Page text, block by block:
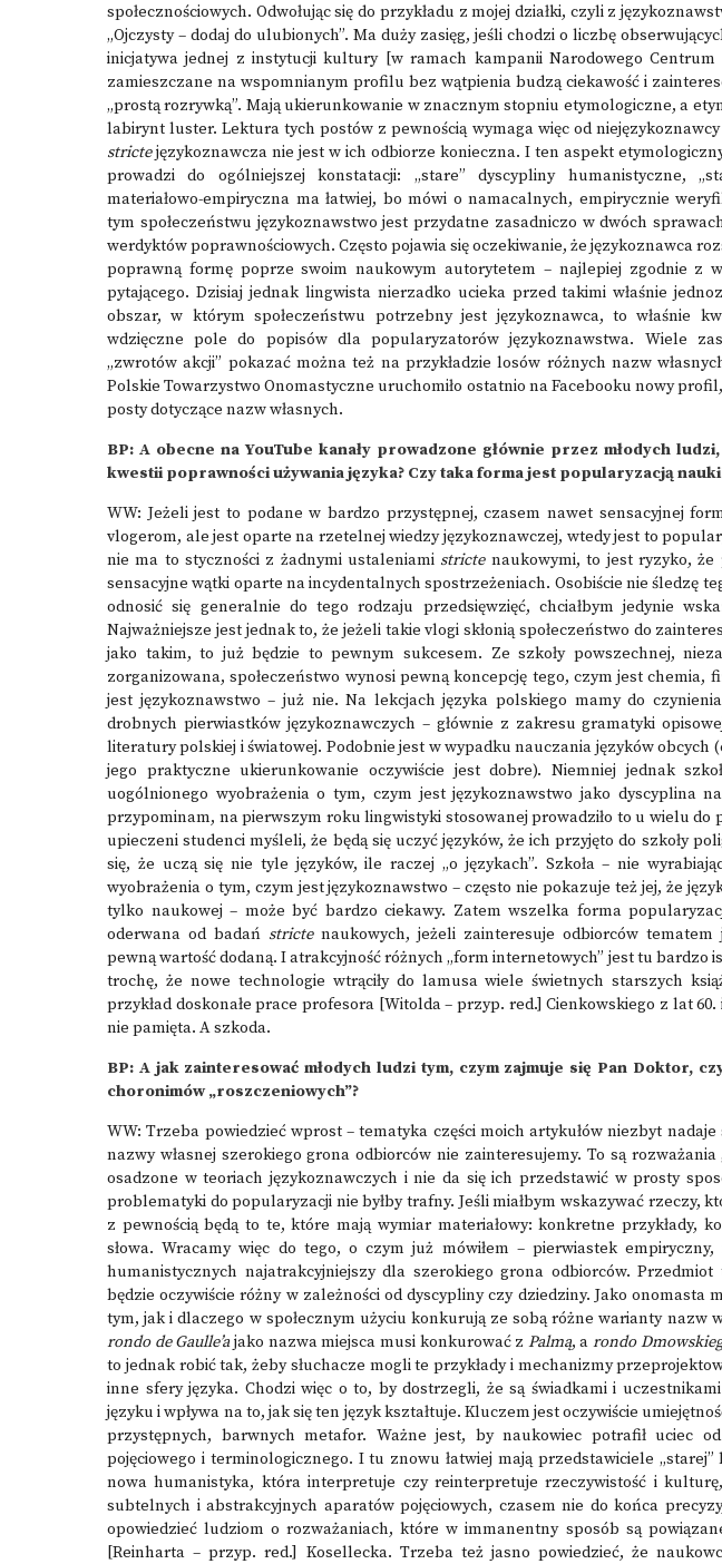
społecznościowych. Odwołując się do przykładu z mojej działki, czyli z
„Ojczysty – dodaj do ulubionych”. Ma duży zasięg, jeśli chodzi o liczbę
inicjatywa jednej z instytucji kultury [w ramach kampanii Narodowego
zamieszczane na wspomnianym profilu bez wątpienia budzą ciekawość i
„prostą rozrywką”. Mają ukierunkowanie w znacznym stopniu etymologiczne, a
labirynt luster. Lektura tych postów z pewnością wymaga więc od
strictejęzykoznawcza nie jest w ich odbiorze konieczna. I ten aspekt
prowadzi do ogólniejszej konstatacji: „stare” dyscypliny humanistyczne,
materiałowo-empiryczna ma łatwiej, bo mówi o namacalnych, empirycznie
tym społeczeństwu językoznawstwo jest przydatne zasadniczo w dwóch
werdyktów poprawnościowych. Często pojawia się oczekiwanie, że językoznawca
poprawną formę poprze swoim naukowym autorytetem – najlepiej zgodnie z
pytającego. Dzisiaj jednak lingwista nierzadko ucieka przed takimi właśnie
obszar, w którym społeczeństwu potrzebny jest językoznawca, to właśnie
wdzięczne pole do popisów dla popularyzatorów językoznawstwa. Wiele
„zwrotów akcji” pokazać można też na przykładzie losów różnych nazw
Polskie Towarzystwo Onomastyczne uruchomiło ostatnio na Facebooku nowy
posty dotyczące nazw własnych.
BP: A obecne na YouTube kanały prowadzone głównie przez młodych
kwestii poprawności używania języka? Czy taka forma jest popularyzacją
WW: Jeżeli jest to podane w bardzo przystępnej, czasem nawet sensacyjnej
vlogerom, ale jest oparte na rzetelnej wiedzy językoznawczej, wtedy jest to
nie ma to styczności z żadnymi ustaleniami strictenaukowymi, to jest ryzyko, że
sensacyjne wątki oparte na incydentalnych spostrzeżeniach. Osobiście nie śledzę
odnosić się generalnie do tego rodzaju przedsięwzięć, chciałbym jedynie
Najważniejsze jest jednak to, że jeżeli takie vlogi skłonią społeczeństwo do
jako takim, to już będzie to pewnym sukcesem. Ze szkoły powszechnej,
zorganizowana, społeczeństwo wynosi pewną koncepcję tego, czym jest chemia,
jest językoznawstwo – już nie. Na lekcjach języka polskiego mamy do
drobnych pierwiastków językoznawczych – głównie z zakresu gramatyki
literatury polskiej i światowej. Podobnie jest w wypadku nauczania języków obcych
jego praktyczne ukierunkowanie oczywiście jest dobre). Niemniej jednak
uogólnionego wyobrażenia o tym, czym jest językoznawstwo jako dyscyplina
przypominam, na pierwszym roku lingwistyki stosowanej prowadziło to u wielu do
upieczeni studenci myśleli, że będą się uczyć języków, że ich przyjęto do szkoły
się, że uczą się nie tyle języków, ile raczej „o językach”. Szkoła – nie
wyobrażenia o tym, czym jest językoznawstwo – często nie pokazuje też jej, że
tylko naukowej – może być bardzo ciekawy. Zatem wszelka forma
oderwana od badań strictenaukowych, jeżeli zainteresuje odbiorców tematem
pewną wartość dodaną. I atrakcyjność różnych „form internetowych” jest tu bardzo
trochę, że nowe technologie wtrąciły do lamusa wiele świetnych starszych
przykład doskonałe prace profesora [Witolda – przyp. red.] Cienkowskiego z lat
nie pamięta. A szkoda.
BP: A jak zainteresować młodych ludzi tym, czym zajmuje się Pan Doktor,
choronimów „roszczeniowych”?
WW: Trzeba powiedzieć wprost – tematyka części moich artykułów niezbyt
nazwy własnej szerokiego grona odbiorców nie zainteresujemy. To są
osadzone w teoriach językoznawczych i nie da się ich przedstawić w prosty
problematyki do popularyzacji nie byłby trafny. Jeśli miałbym wskazywać rzeczy,
z pewnością będą to te, które mają wymiar materiałowy: konkretne przykłady,
słowa. Wracamy więc do tego, o czym już mówiłem – pierwiastek
humanistycznych najatrakcyjniejszy dla szerokiego grona odbiorców. Przedmiot
będzie oczywiście różny w zależności od dyscypliny czy dziedziny. Jako onomasta
tym, jak i dlaczego w społecznym użyciu konkurują ze sobą różne warianty nazw
rondo de Gaulle’ajako nazwa miejsca musi konkurować z Palmą, arondo
to jednak robić tak, żeby słuchacze mogli te przykłady i mechanizmy
inne sfery języka. Chodzi więc o to, by dostrzegli, że są świadkami i
języku i wpływa na to, jak się ten język kształtuje. Kluczem jest oczywiście
przystępnych, barwnych metafor. Ważne jest, by naukowiec potrafił uciec
pojęciowego i terminologicznego. I tu znowu łatwiej mają przedstawiciele
nowa humanistyka, która interpretuje czy reinterpretuje rzeczywistość i
subtelnych i abstrakcyjnych aparatów pojęciowych, czasem nie do końca
opowiedzieć ludziom o rozważaniach, które w immanentny sposób są
[Reinharta – przyp. red.] Kosellecka. Trzeba też jasno powiedzieć, że